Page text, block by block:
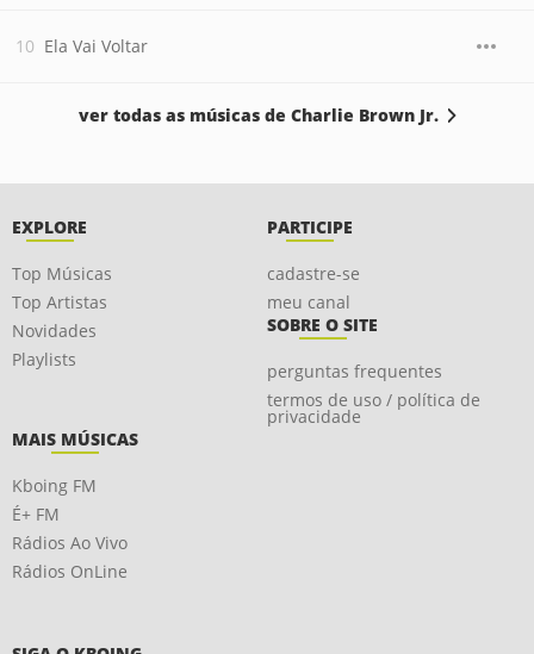
Ela Vai Voltar
ver todas as músicas de Charlie Brown Jr.
EXPLORE
Top Músicas
Top Artistas
Novidades
Playlists
PARTICIPE
cadastre-se
meu canal
SOBRE O SITE
perguntas frequentes
termos de uso / política de
privacidade
MAIS MÚSICAS
Kboing FM
É+ FM
Rádios Ao Vivo
Rádios OnLine